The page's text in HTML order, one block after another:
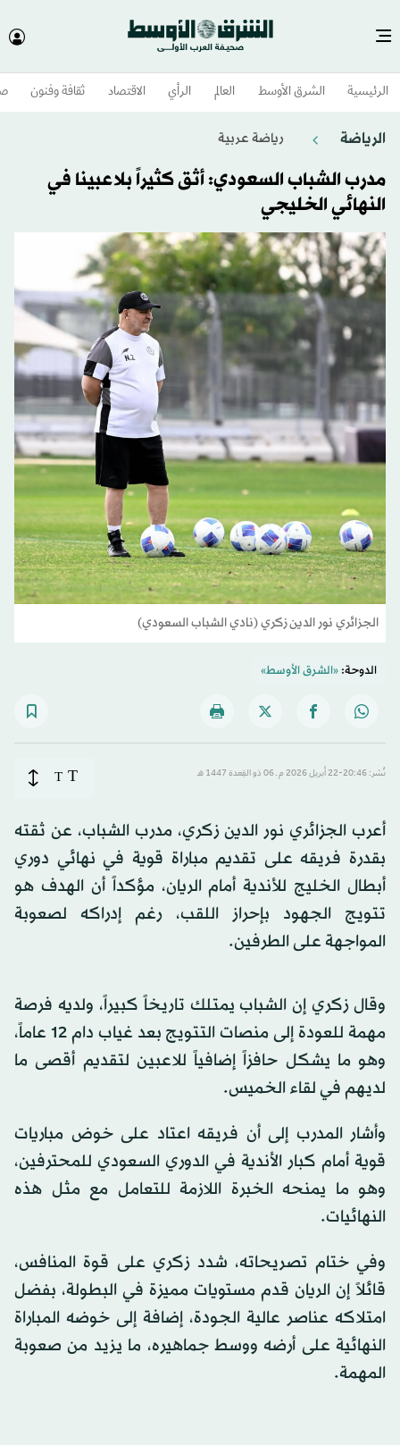
الرئيسية الشرق الأوسط​ العالم الرأي الاقتصاد ثقافة وفنون
الرياضة رياضة عربية
مدرب الشباب السعودي: أثق كثيراً بلاعبينا في
النهائي الخليجي
الجزائري نور الدين زكري (نادي الشباب السعودي)
الدوحة:«الشرق الأوسط»
نُشر: 20:46-22 أبريل 2026 م ـ 06 ذو القِعدة 1447 هـ T
T
أعرب الجزائري نور الدين زكري، مدرب الشباب، عن ثقته
بقدرة فريقه على تقديم مباراة قوية في نهائي دوري
أبطال الخليج للأندية أمام الريان، مؤكداً أن الهدف هو
تتويج الجهود بإحراز اللقب، رغم إدراكه لصعوبة
المواجهة على الطرفين.
وقال زكري إن الشباب يمتلك تاريخاً كبيراً، ولديه فرصة
مهمة للعودة إلى منصات التتويج بعد غياب دام 12 عاماً،
وهو ما يشكل حافزاً إضافياً للاعبين لتقديم أقصى ما
لديهم في لقاء الخميس.
وأشار المدرب إلى أن فريقه اعتاد على خوض مباريات
قوية أمام كبار الأندية في الدوري السعودي للمحترفين،
وهو ما يمنحه الخبرة اللازمة للتعامل مع مثل هذه
النهائيات.
وفي ختام تصريحاته، شدد زكري على قوة المنافس،
قائلاً إن الريان قدم مستويات مميزة في البطولة، بفضل
امتلاكه عناصر عالية الجودة، إضافة إلى خوضه المباراة
النهائية على أرضه ووسط جماهيره، ما يزيد من صعوبة
المهمة.